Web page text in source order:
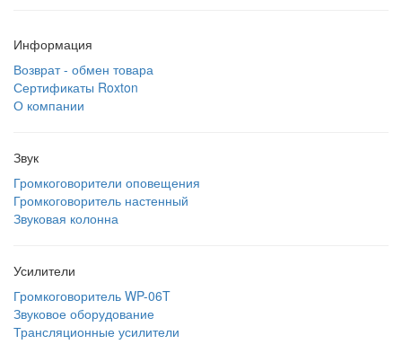
Информация
Возврат - обмен товара
Сертификаты Roxton
О компании
Звук
Громкоговорители оповещения
Громкоговоритель настенный
Звуковая колонна
Усилители
Громкоговоритель WP-06T
Звуковое оборудование
Трансляционные усилители